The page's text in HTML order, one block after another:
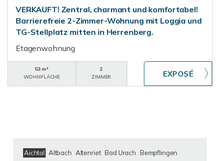
VERKAUFT! Zentral, charmant und komfortabel!
Barrierefreie 2-Zimmer-Wohnung mit Loggia und
TG-Stellplatz mitten in Herrenberg.
Etagenwohnung
53 m²
WOHNFLÄCHE
2
ZIMMER
Aichtal Altbach Altenriet Bad Urach
Bempflingen